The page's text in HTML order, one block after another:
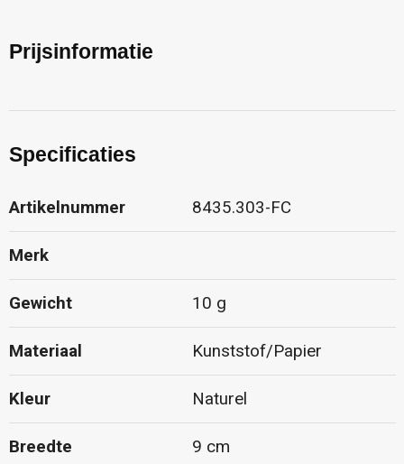
Prijsinformatie
Specificaties
Artikelnummer 8435.303-FC
Merk
Gewicht 10 g
Materiaal Kunststof/Papier
Kleur Naturel
Breedte 9 cm